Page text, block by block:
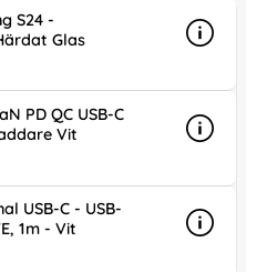
S24 -
Glas
Info
mer
PD QC USB-C
Vit
Info
mer
USB-C - USB-
1m - Vit
Info
mer